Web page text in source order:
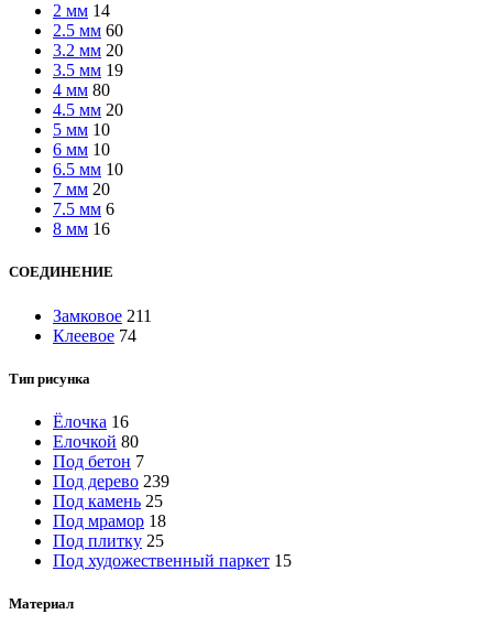
2 мм 14
2.5 мм 60
3.2 мм 20
3.5 мм 19
4 мм 80
4.5 мм 20
5 мм 10
6 мм 10
6.5 мм 10
7 мм 20
7.5 мм 6
8 мм 16
СОЕДИНЕНИЕ
Замковое 211
Клеевое 74
Тип рисунка
Ёлочка 16
Елочкой 80
Под бетон 7
Под дерево 239
Под камень 25
Под мрамор 18
Под плитку 25
Под художественный паркет 15
Материал